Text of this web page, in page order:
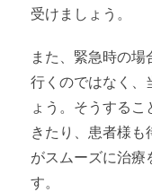
受けましょう。
また、緊急時の場
行くのではなく、
ょう。そうする
きたり、患者様も
がスムーズに治療
す。